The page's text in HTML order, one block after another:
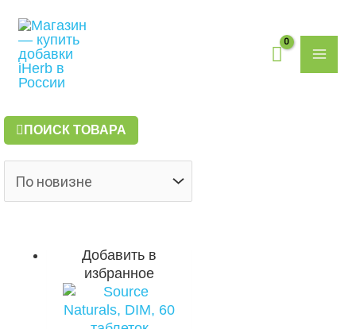
содержимому
ПОИСК ТОВАРА
Добавить в
избранное